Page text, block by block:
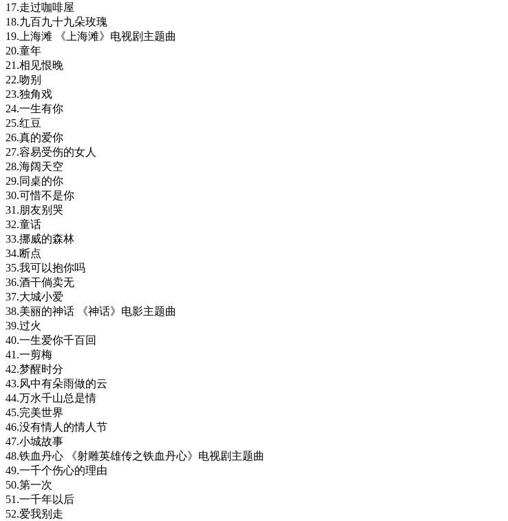
17.走过咖啡屋
18.九百九十九朵玫瑰
19.上海滩 《上海滩》电视剧主题曲
20.童年
21.相见恨晚
22.吻别
23.独角戏
24.一生有你
25.红豆
26.真的爱你
27.容易受伤的女人
28.海阔天空
29.同桌的你
30.可惜不是你
31.朋友别哭
32.童话
33.挪威的森林
34.断点
35.我可以抱你吗
36.酒干倘卖无
37.大城小爱
38.美丽的神话 《神话》电影主题曲
39.过火
40.一生爱你千百回
41.一剪梅
42.梦醒时分
43.风中有朵雨做的云
44.万水千山总是情
45.完美世界
46.没有情人的情人节
47.小城故事
48.铁血丹心 《射雕英雄传之铁血丹心》电视剧主题曲
49.一千个伤心的理由
50.第一次
51.一千年以后
52.爱我别走